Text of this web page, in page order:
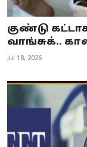
குண்டு
வாங்சுக்..
Jul 18, 2026